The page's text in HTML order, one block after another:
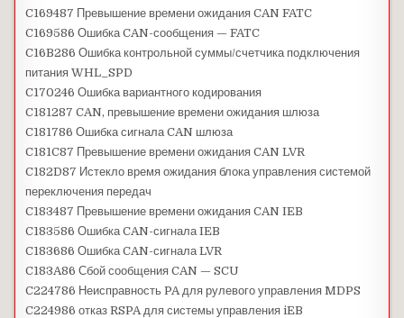
C169487 Превышение времени ожидания CAN FATC
C169586 Ошибка CAN-сообщения — FATC
C16B286 Ошибка контрольной суммы/счетчика подключения
питания WHL_SPD
C170246 Ошибка вариантного кодирования
C181287 CAN, превышение времени ожидания шлюза
C181786 Ошибка сигнала CAN шлюза
C181C87 Превышение времени ожидания CAN LVR
C182D87 Истекло время ожидания блока управления системой
переключения передач
C183487 Превышение времени ожидания CAN IEB
C183586 Ошибка CAN-сигнала IEB
C183686 Ошибка CAN-сигнала LVR
C183A86 Сбой сообщения CAN — SCU
C224786 Неисправность PA для рулевого управления MDPS
C224986 отказ RSPA для системы управления iEB